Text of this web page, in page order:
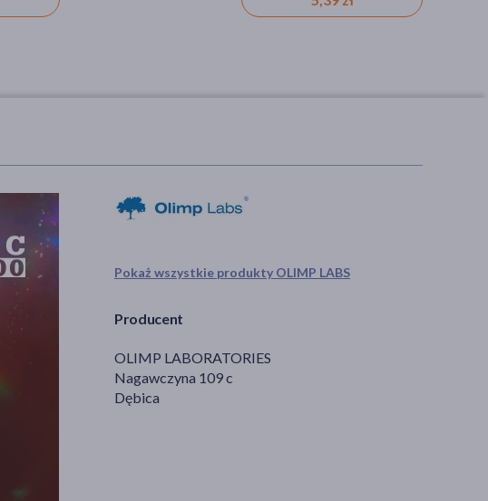
Pokaż wszystkie produkty OLIMP LABS
Producent
OLIMP LABORATORIES
Nagawczyna 109 c
Dębica